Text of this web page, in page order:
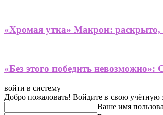
«Хромая утка» Макрон: раскрыто,
«Без этого победить
войти в систему
Добро пожаловать! Войдите в свою учётную
Ваше имя